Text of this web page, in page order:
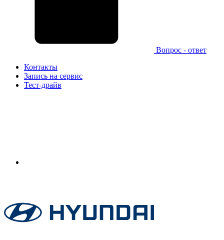
Вопрос - ответ
Контакты
Запись на сервис
Тест-драйв